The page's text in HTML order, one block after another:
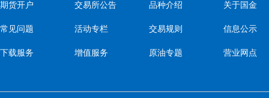
期货开户
常见问题
下载服务
交易所公告
活动专栏
增值服务
品种介绍
交易规则
原油专题
关于国金
信息公示
营业网点